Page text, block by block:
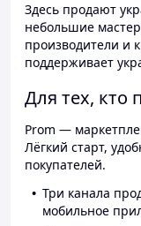
Здесь продают
небольшие
производители и
поддерживает
Для тех, кто
Prom —
Лёгкий старт,
покупателей.
Три канала
мобильное